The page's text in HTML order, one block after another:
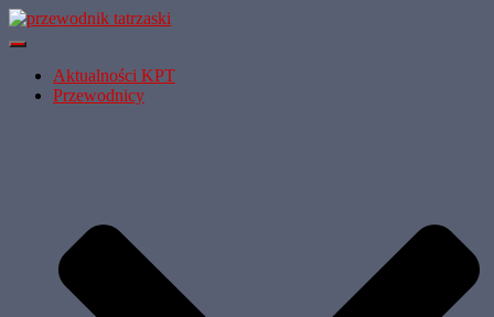
Przełącz
NawigacjęAktualności KPT
Przewodnicy